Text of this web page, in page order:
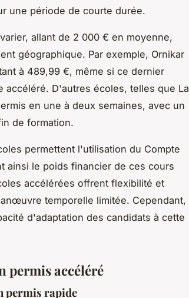
une période de courte durée.
allant de 2 000 € en moyenne,
géographique. Par exemple, Ornikar
à 489,99 €, même si ce dernier
D'autres écoles, telles que La
en une à deux semaines, avec un
de formation.
permettent l'utilisation du Compte
ainsi le poids financier de ces cours
accélérées offrent flexibilité et
temporelle limitée. Cependant,
d'adaptation des candidats à cette
permis accéléré
permis rapide